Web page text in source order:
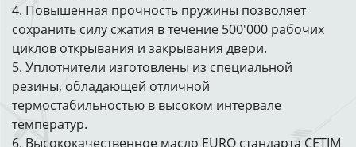
4. Повышенная прочность пружины позволяет
сохранить силу сжатия в течение 500'000 рабочих
циклов открывания и закрывания двери.
5. Уплотнители изготовлены из специальной
резины, обладающей отличной
термостабильностью в высоком интервале
температур.
6. Высококачественное масло EURO стандарта CETIM